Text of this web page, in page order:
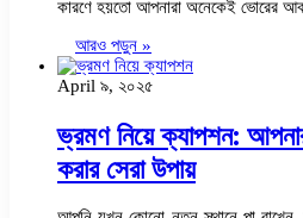
কারণে হয়তো আপনারা অনেকেই ভোরের
আরও পড়ুন »
April ৯, ২০২৫
ভ্রমণ নিয়ে ক্যাপশন:
করার সেরা উপায়